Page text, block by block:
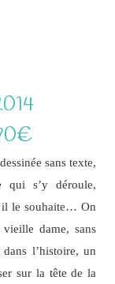
sans texte,
qui s’y déroule,
il le souhaite… On
dame, sans
l’histoire, un
sur la tête de la